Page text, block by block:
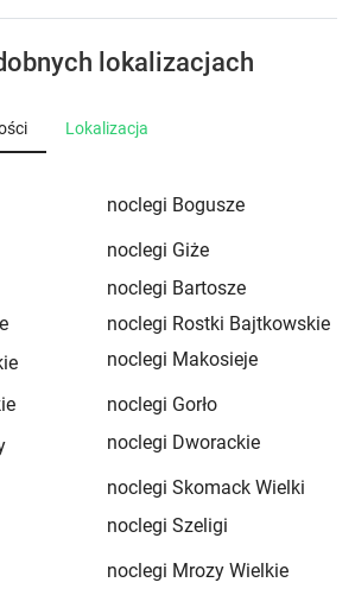
lokalizacjach
Lokalizacja
noclegi Bogusze
noclegi Giże
noclegi Bartosze
noclegi Rostki Bajtkowskie
noclegi Makosieje
noclegi Gorło
noclegi Dworackie
noclegi Skomack Wielki
noclegi Szeligi
noclegi Mrozy Wielkie